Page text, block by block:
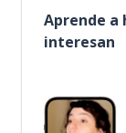
Aprende a
interesan